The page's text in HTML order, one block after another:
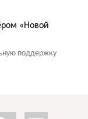
«Новой
поддержку